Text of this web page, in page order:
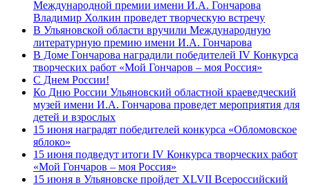
Международной премии имени И.А. Гончарова
Владимир Холкин проведет творческую встречу
В Ульяновской области вручили Международную
литературную премию имени И.А. Гончарова
В Доме Гончарова наградили победителей IV Конкурса
творческих работ «Мой Гончаров – моя Россия»
С Днем России!
Ко Дню России Ульяновский областной краеведческий
музей имени И.А. Гончарова проведет мероприятия для
детей и взрослых
15 июня наградят победителей конкурса «Обломовское
яблоко»
15 июня подведут итоги IV Конкурса творческих работ
«Мой Гончаров – моя Россия»
15 июня в Ульяновске пройдет XLVII Всероссийский